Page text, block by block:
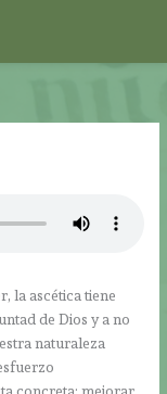
la ascética tiene
de Dios y a no
naturaleza